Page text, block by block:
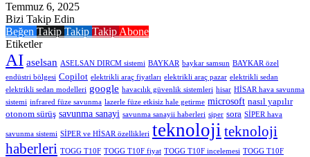
Temmuz 6, 2025
Bizi Takip Edin
Beğen Takip Takip Takip Abone
Etiketler
AI aselsan ASELSAN DIRCM sistemi BAYKAR baykar samsun BAYKAR özel
endüstri bölgesi Copilot elektrikli araç fiyatları elektrikli araç pazar elektrikli sedan
elektrikli sedan modelleri google havacılık güvenlik sistemleri hisar HİSAR hava savunma
sistemi infrared füze savunma lazerle füze etkisiz hale getirme microsoft nasıl yapılır
otonom sürüş savunma sanayi savunma sanayii haberleri siper sora SİPER hava
savunma sistemi SİPER ve HİSAR özellikleri teknoloji teknoloji
haberleri TOGG T10F TOGG T10F fiyat TOGG T10F incelemesi TOGG T10F